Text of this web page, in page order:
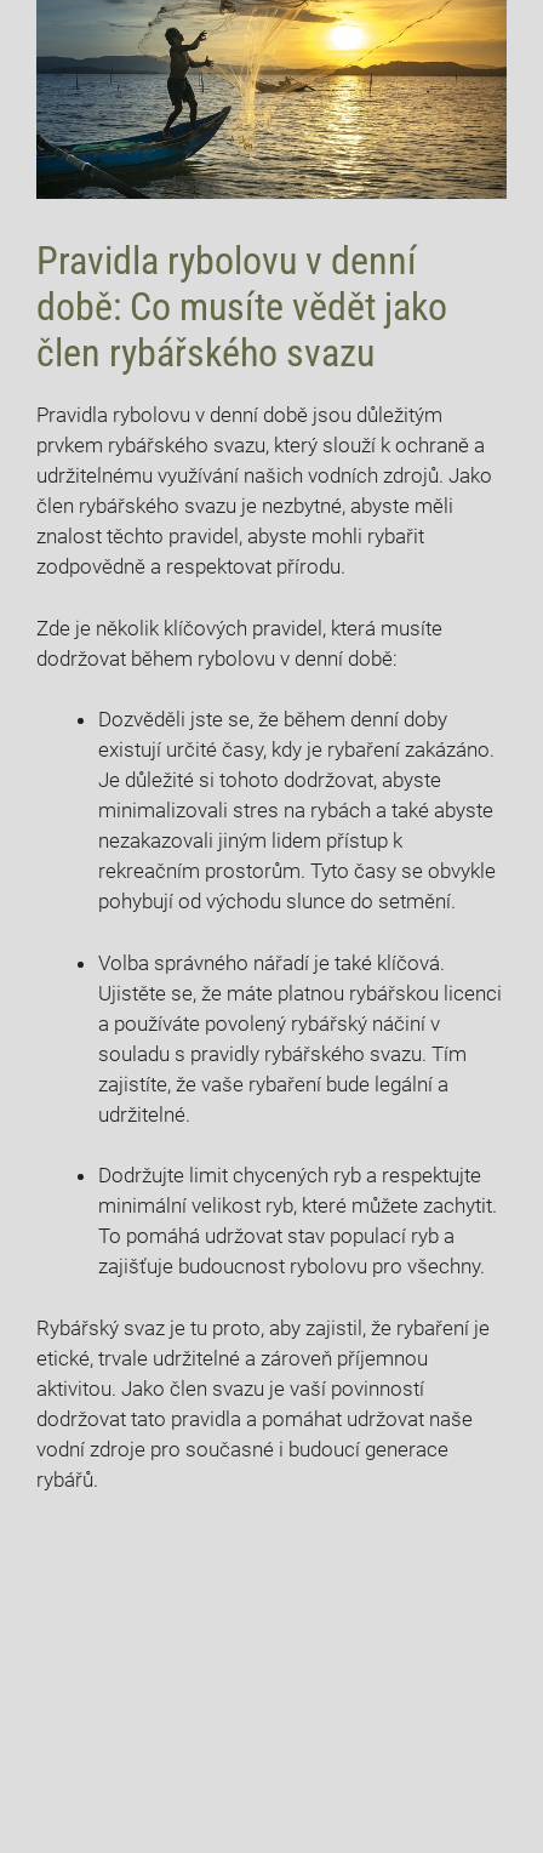
Pravidla rybolovu ⁤v denní
době: Co musíte‌ vědět⁤ jako
člen rybářského ‌svazu
Pravidla rybolovu v denní době ⁢jsou ‌důležitým
prvkem rybářského svazu, ⁤který slouží k ochraně a‌
udržitelnému využívání našich vodních zdrojů. Jako
člen rybářského svazu je nezbytné, abyste ⁣měli
znalost těchto pravidel, abyste mohli rybařit
zodpovědně a respektovat přírodu.
Zde je několik klíčových pravidel, která musíte
dodržovat během rybolovu v ​denní době:
Dozvěděli jste‍ se, ⁢že během denní doby
existují určité časy, kdy je rybaření zakázáno.
Je důležité⁣ si tohoto dodržovat, abyste
minimalizovali stres⁣ na rybách‌ a také abyste
nezakazovali jiným lidem ‍přístup k
rekreačním prostorům. ‌Tyto časy se obvykle
pohybují⁣ od východu slunce do setmění.
Volba správného nářadí je také klíčová.
Ujistěte se, že máte platnou rybářskou licenci
a používáte povolený rybářský náčiní ⁤v
souladu s pravidly rybářského svazu. ​Tím
zajistíte, že vaše rybaření bude legální​ a
udržitelné.
Dodržujte limit chycených ryb a respektujte
minimální velikost ryb, které můžete zachytit.
To pomáhá udržovat stav populací ryb a
zajišťuje budoucnost rybolovu pro⁤ všechny.
Rybářský svaz je tu proto, aby ⁢zajistil, že rybaření je
etické, trvale​ udržitelné a zároveň příjemnou
aktivitou. Jako​ člen svazu je vaší povinností
dodržovat tato pravidla a pomáhat udržovat ⁢naše
vodní zdroje pro současné i budoucí generace
‌rybářů.